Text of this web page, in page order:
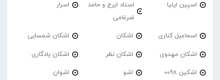
اسپین ایلیا
استاد ایرج و حامد
ضرغامی
اسرار
اسماعیل کناری اشکان اشکان شمسایی
اشکان مهدوی اشکان نظر اشکان یادگاری
اشکین 0098 اشو اشوان